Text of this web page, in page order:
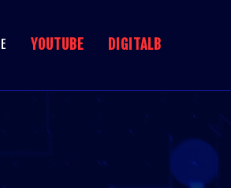
YOUTUBE DIGITALB